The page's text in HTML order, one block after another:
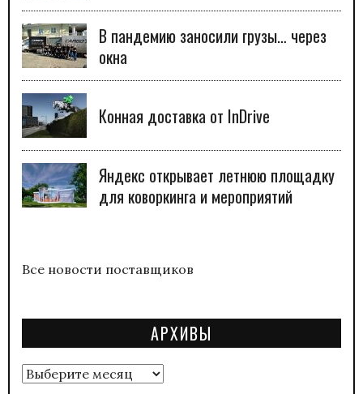
В пандемию заносили грузы… через
окна
Конная доставка от InDrive
Яндекс открывает летнюю площадку
для коворкинга и мероприятий
Все новости поставщиков
АРХИВЫ
Архивы